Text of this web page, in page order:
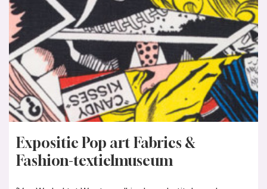
Expositie Pop art Fabrics &
Fashion-textielmuseum